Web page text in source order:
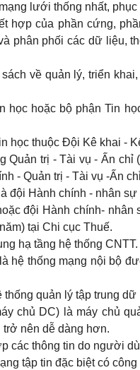
lưới thống nhất,
hợp của phần cứng,
phân phối các dữ liệu,
về quản lý, triển
học hoặc bộ phận Tin
học thuộc Đội Kê khai -
Quản trị - Tài vụ - Ấn
- Quản trị - Tài vụ -Ấn
đội Hành chính - nhân
đội Hành chính-
tại Chi cục Thuế.
hạ tầng hệ thống CNTT.
hệ thống mạng nội bộ
thống quản lý tập trung
chủ DC) là máy chủ
nên dễ dàng hơn.
các thông tin do người
tập tin đặc biệt có